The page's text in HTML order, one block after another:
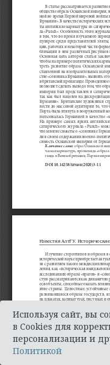
Используя сайт, вы
в Cookies для
персонализации и
Политикой